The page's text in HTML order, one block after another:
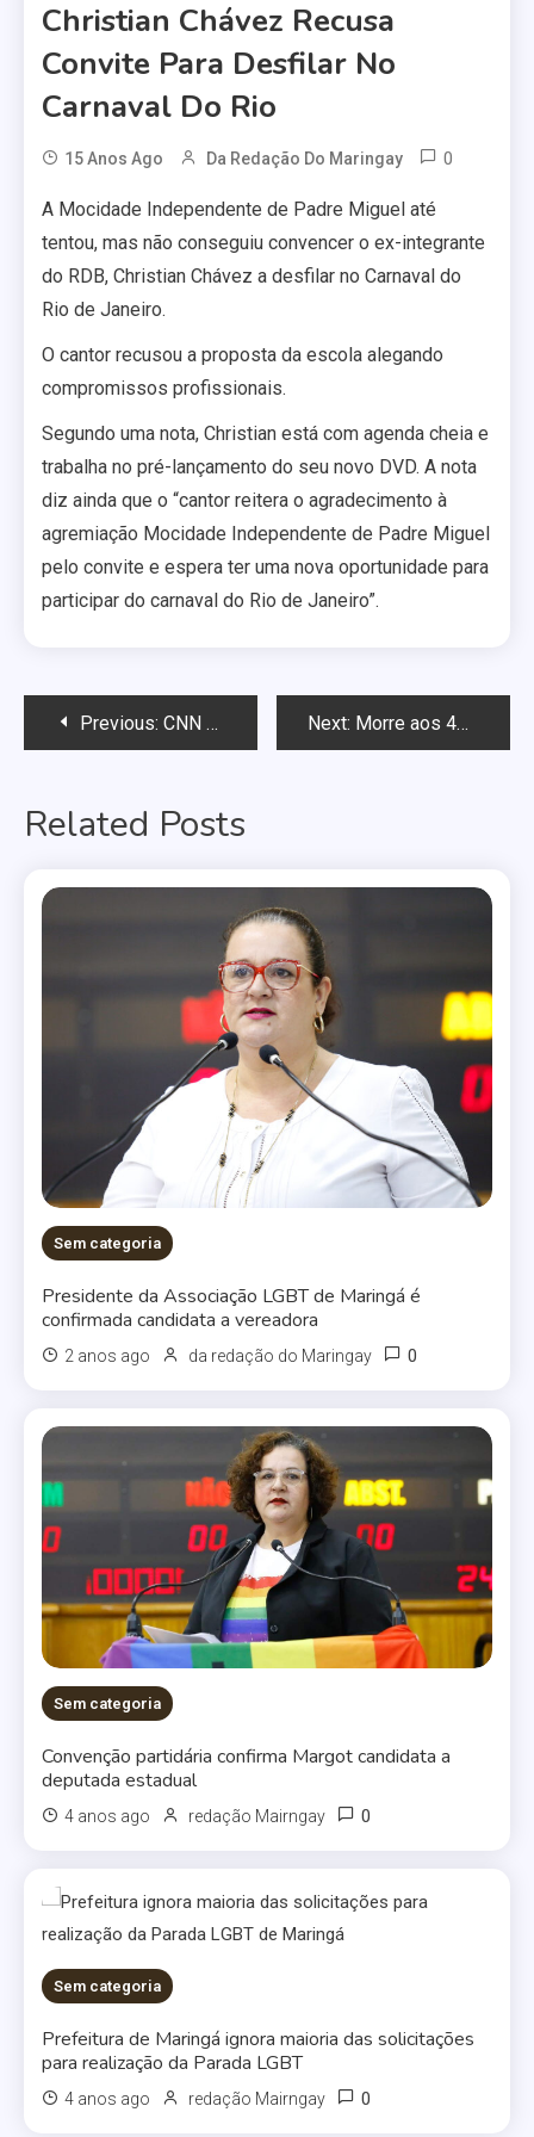
Christian Chávez Recusa
Convite Para Desfilar No
Carnaval Do Rio
15 Anos Ago Da Redação Do Maringay 0
A Mocidade Independente de Padre Miguel até
tentou, mas não conseguiu convencer o ex-integrante
do RDB, Christian Chávez a desfilar no Carnaval do
Rio de Janeiro.
O cantor recusou a proposta da escola alegando
compromissos profissionais.
Segundo uma nota, Christian está com agenda cheia e
trabalha no pré-lançamento do seu novo DVD. A nota
diz ainda que o “cantor reitera o agradecimento à
agremiação Mocidade Independente de Padre Miguel
pelo convite e espera ter uma nova oportunidade para
participar do carnaval do Rio de Janeiro”.
Navegação
Post
Previous: CNN suspende comentarista por frases homofóbicas no Twitter Next: Morre aos 48 anos a cantora Whitney Houston
Related Posts
Sem categoria
Presidente da Associação LGBT de Maringá é
confirmada candidata a vereadora
2 anos ago da redação do Maringay 0
Sem categoria
Convenção partidária confirma Margot candidata a
deputada estadual
4 anos ago redação Mairngay 0
Sem categoria
Prefeitura de Maringá ignora maioria das solicitações
para realização da Parada LGBT
4 anos ago redação Mairngay 0